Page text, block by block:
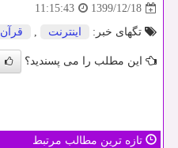
1399/12/18
11:15:43
تگهای خبر:
اینترنت , قرآن
این مطلب را می پسندید؟
تازه ترین مطالب مرتبط